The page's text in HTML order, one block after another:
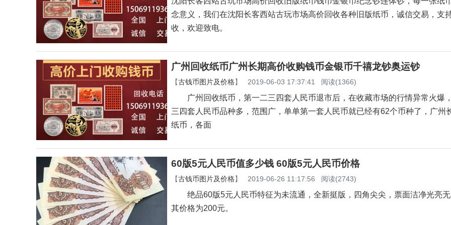
念意义，我们在沈阳长客西站古玩市场高价回收各种旧版纸币，诚信交易，支
收，欢迎致电。
广州回收纸币广州长期高价收购钱币金银币千禧龙钞奥运钞
【古钱币图片及价格】 2019-06-03 17:37:41 阅读(1366)
广州回收纸币，第一二三四套人民币退市后，在收藏市场的行情异常火爆
三四套人民币品种多，范围广，单单第一套人民币就已经有62个币种了，广州
纸币，各面
60版5元人民币值多少钱 60版5元人民币价格
【古钱币图片及价格】 2019-06-26 11:17:56 阅读(2743)
绝品60版5元人民币特征为未流通，全新挺版，四角尖尖，票面洁净光亮
其价格为200元。